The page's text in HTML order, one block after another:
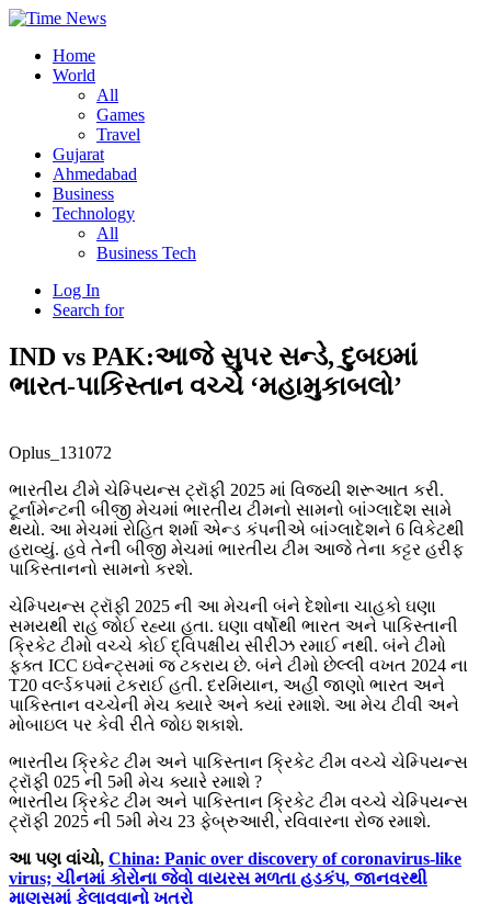
Home
World
All
Games
Travel
Gujarat
Ahmedabad
Business
Technology
All
Business Tech
Log In
Search for
IND vs PAK:આજે સુપર સન્ડે, દુબઇમાં
ભારત-પાકિસ્તાન વચ્ચે ‘મહામુકાબલો’
Oplus_131072
ભારતીય ટીમે ચેમ્પિયન્સ ટ્રૉફી 2025 માં વિજયી શરૂઆત કરી.
ટૂર્નામેન્ટની બીજી મેચમાં ભારતીય ટીમનો સામનો બાંગ્લાદેશ સામે
થયો. આ મેચમાં રોહિત શર્મા એન્ડ કંપનીએ બાંગ્લાદેશને 6 વિકેટથી
હરાવ્યું. હવે તેની બીજી મેચમાં ભારતીય ટીમ આજે તેના કટ્ટર હરીફ
પાકિસ્તાનનો સામનો કરશે.
ચેમ્પિયન્સ ટ્રૉફી 2025 ની આ મેચની બંને દેશોના ચાહકો ઘણા
સમયથી રાહ જોઈ રહ્યા હતા. ઘણા વર્ષોથી ભારત અને પાકિસ્તાની
ક્રિકેટ ટીમો વચ્ચે કોઈ દ્વિપક્ષીય સીરીઝ રમાઈ નથી. બંને ટીમો
ફક્ત ICC ઇવેન્ટ્સમાં જ ટકરાય છે. બંને ટીમો છેલ્લી વખત 2024 ના
T20 વર્લ્ડકપમાં ટકરાઈ હતી. દરમિયાન, અહીં જાણો ભારત અને
પાકિસ્તાન વચ્ચેની મેચ ક્યારે અને ક્યાં રમાશે. આ મેચ ટીવી અને
મોબાઇલ પર કેવી રીતે જોઇ શકાશે.
ભારતીય ક્રિકેટ ટીમ અને પાકિસ્તાન ક્રિકેટ ટીમ વચ્ચે ચેમ્પિયન્સ
ટ્રૉફી 025 ની 5મી મેચ ક્યારે રમાશે ?
ભારતીય ક્રિકેટ ટીમ અને પાકિસ્તાન ક્રિકેટ ટીમ વચ્ચે ચેમ્પિયન્સ
ટ્રૉફી 2025 ની 5મી મેચ 23 ફેબ્રુઆરી, રવિવારના રોજ રમાશે.
આ પણ વાંચો, China: Panic over discovery of coronavirus-like
virus; ચીનમાં કોરોના જેવો વાયરસ મળતા હડકંપ, જાનવરથી
માણસમાં ફેલાવવાનો ખતરો